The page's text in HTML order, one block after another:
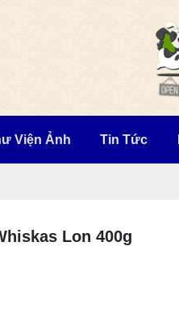
Viện Ảnh Tin Tức
Lon 400g